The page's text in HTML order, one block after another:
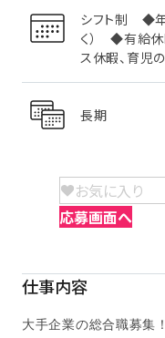
シフト制 ◆年
く） ◆有給休
ス休暇、育児
長期
お気に入り
応募画面へ
仕事内容
大手企業の総合職募集